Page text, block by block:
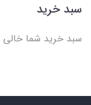
سبد خرید
سبد خرید شما